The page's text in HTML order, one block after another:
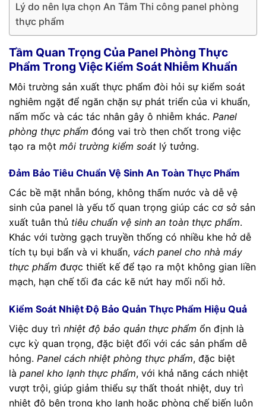
Lý do nên lựa chọn An Tâm Thi công panel phòng
thực phẩm
Tầm Quan Trọng Của Panel Phòng Thực
Phẩm Trong Việc Kiểm Soát Nhiễm Khuẩn
Môi trường sản xuất thực phẩm đòi hỏi sự kiểm soát
nghiêm ngặt để ngăn chặn sự phát triển của vi khuẩn,
nấm mốc và các tác nhân gây ô nhiễm khác. Panel
phòng thực phẩm đóng vai trò then chốt trong việc
tạo ra một môi trường kiểm soát lý tưởng.
Đảm Bảo Tiêu Chuẩn Vệ Sinh An Toàn Thực Phẩm
Các bề mặt nhẵn bóng, không thấm nước và dễ vệ
sinh của panel là yếu tố quan trọng giúp các cơ sở sản
xuất tuân thủ tiêu chuẩn vệ sinh an toàn thực phẩm.
Khác với tường gạch truyền thống có nhiều khe hở dễ
tích tụ bụi bẩn và vi khuẩn, vách panel cho nhà máy
thực phẩm được thiết kế để tạo ra một không gian liền
mạch, hạn chế tối đa các kẽ nứt hay mối nối hở.
Kiểm Soát Nhiệt Độ Bảo Quản Thực Phẩm Hiệu Quả
Việc duy trì nhiệt độ bảo quản thực phẩm ổn định là
cực kỳ quan trọng, đặc biệt đối với các sản phẩm dễ
hỏng. Panel cách nhiệt phòng thực phẩm, đặc biệt
là panel kho lạnh thực phẩm, với khả năng cách nhiệt
vượt trội, giúp giảm thiểu sự thất thoát nhiệt, duy trì
nhiệt độ bên trong kho lạnh hoặc phòng chế biến luôn